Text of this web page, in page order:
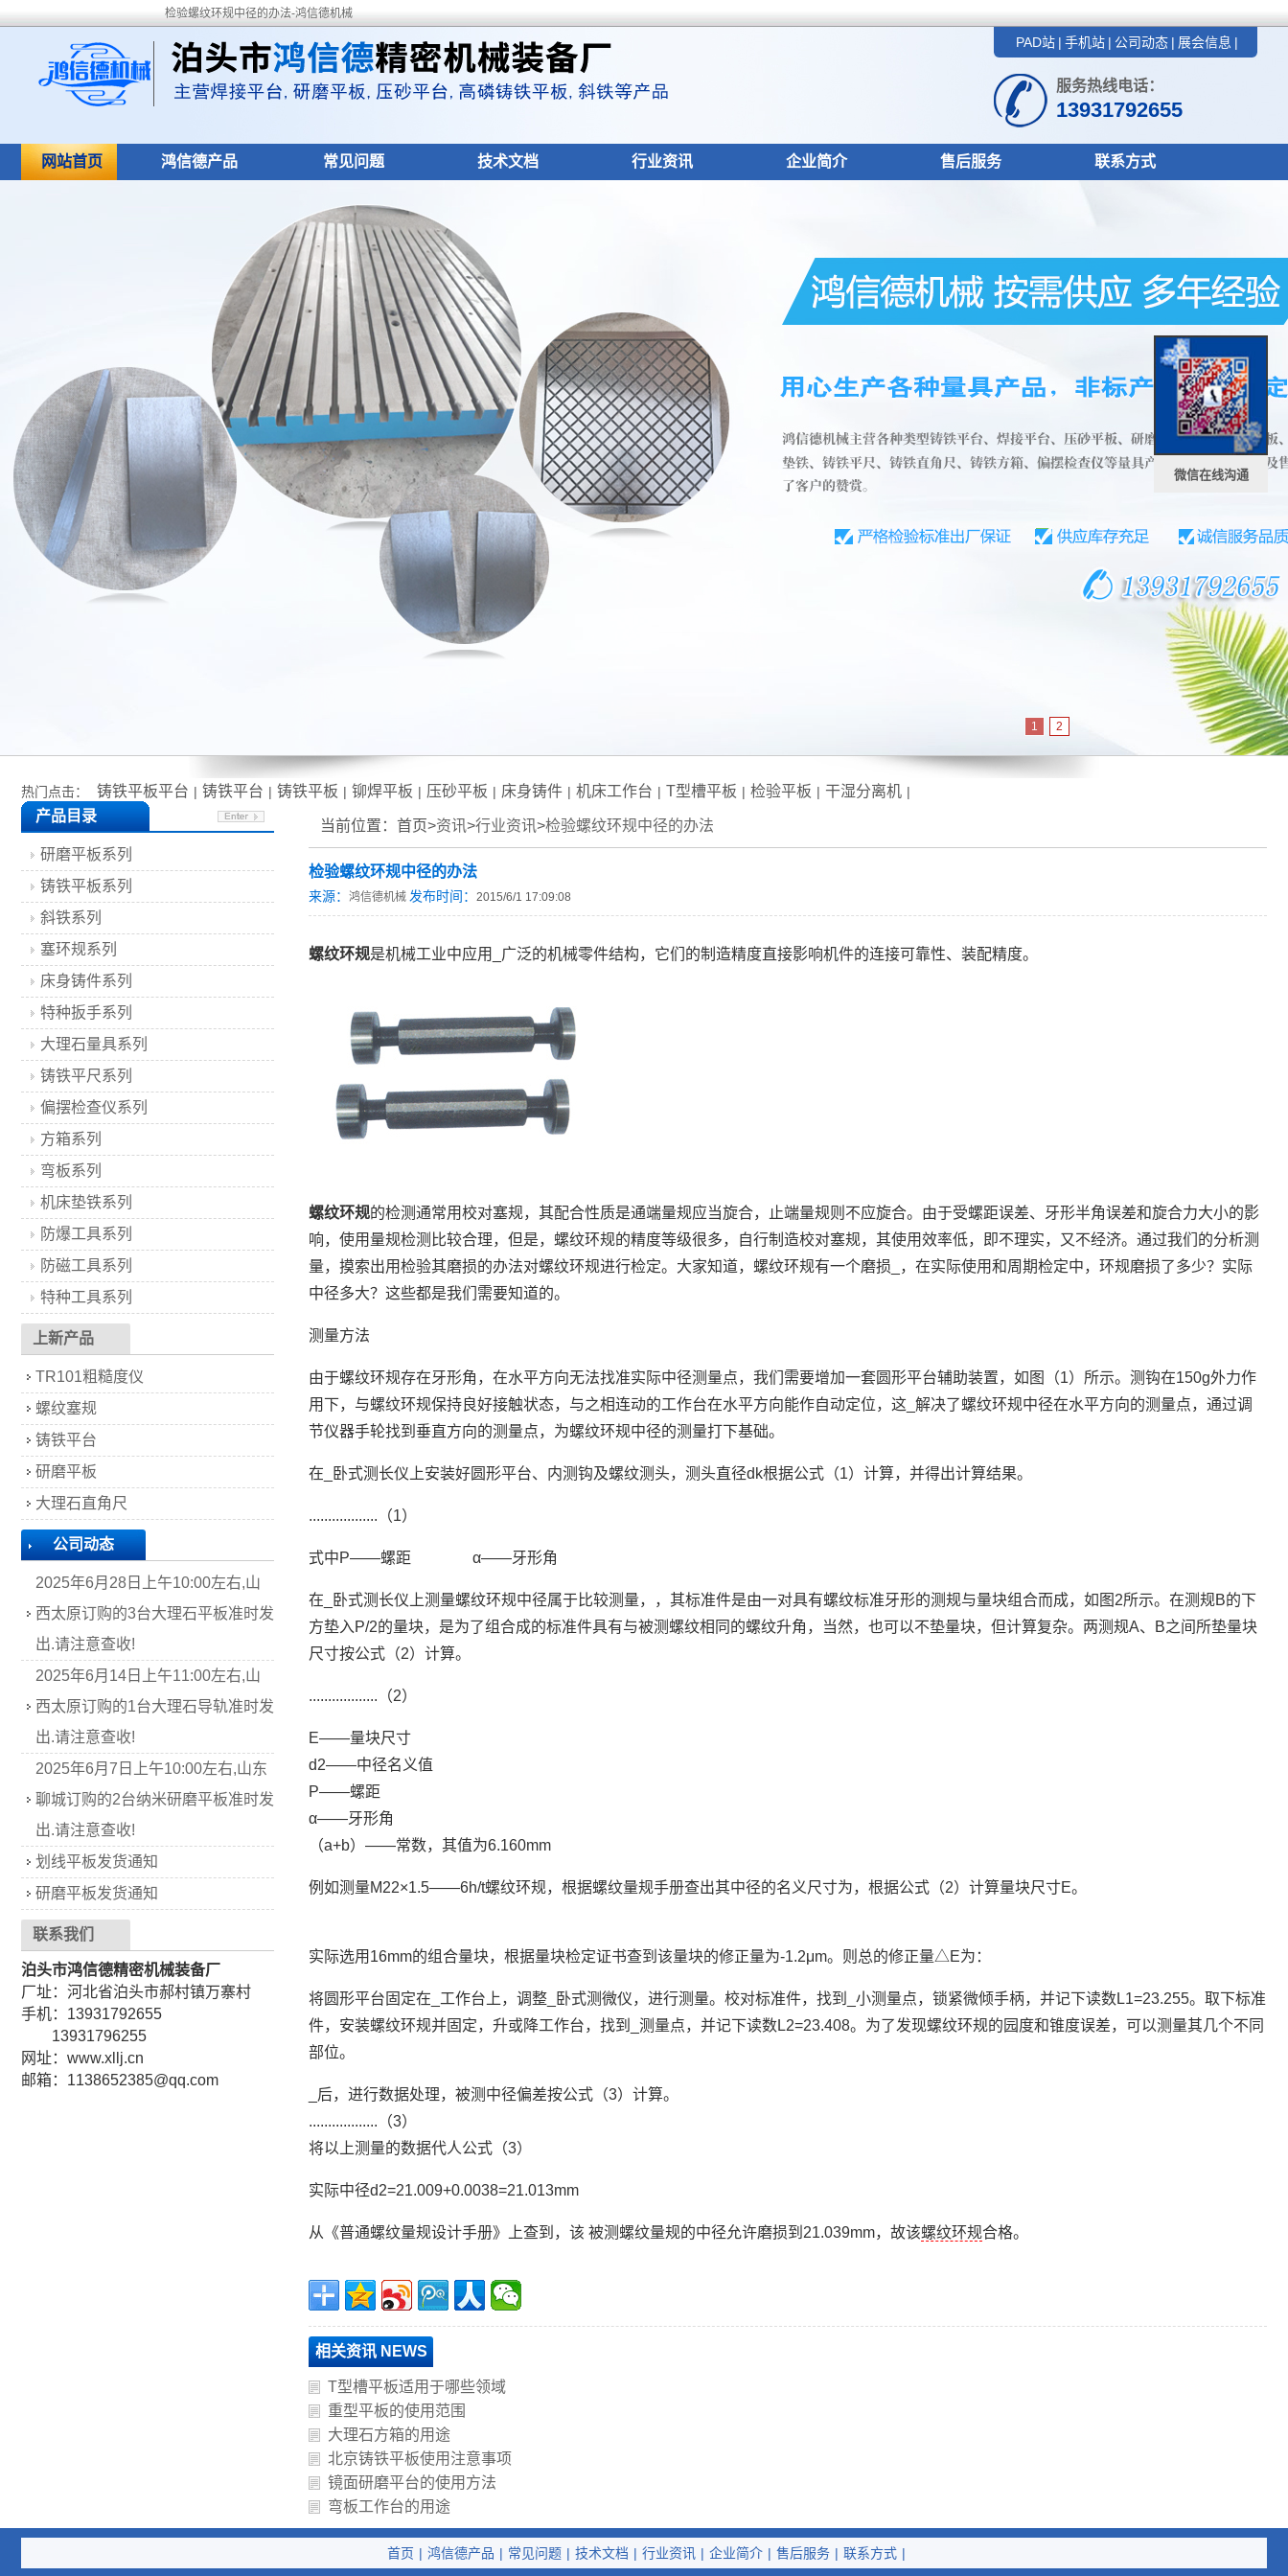
检验螺纹环规中径的办法-鸿信德机械
PAD站 | 手机站 | 公司动态 | 展会信息 |
服务热线电话：
13931792655
网站首页 鸿信德产品 常见问题 技术文档 行业资讯 企业简介 售后服务 联系方式
1 2
热门点击： 铸铁平板平台 | 铸铁平台 | 铸铁平板 | 铆焊平板 | 压砂平板 | 床身铸件 | 机床工作台 | T型槽平板 | 检验平板 | 干湿分离机 |
当前位置： 首页>资讯>行业资讯>检验螺纹环规中径的办法
检验螺纹环规中径的办法
来源： 鸿信德机械 发布时间： 2015/6/1 17:09:08
螺纹环规是机械工业中应用_广泛的机械零件结构，它们的制造精度直接影响机件的连接可靠性、装配精度。
螺纹环规的检测通常用校对塞规，其配合性质是通端量规应当旋合，止端量规则不应旋合。由于受螺距误差、牙形半角误差和旋合力大小的影
响，使用量规检测比较合理，但是，螺纹环规的精度等级很多，自行制造校对塞规，其使用效率低，即不理实，又不经济。通过我们的分析测
量，摸索出用检验其磨损的办法对螺纹环规进行检定。大家知道，螺纹环规有一个磨损_，在实际使用和周期检定中，环规磨损了多少？实际
中径多大？这些都是我们需要知道的。
测量方法
由于螺纹环规存在牙形角，在水平方向无法找准实际中径测量点，我们需要增加一套圆形平台辅助装置，如图（1）所示。测钩在150g外力作
用下，与螺纹环规保持良好接触状态，与之相连动的工作台在水平方向能作自动定位，这_解决了螺纹环规中径在水平方向的测量点，通过调
节仪器手轮找到垂直方向的测量点，为螺纹环规中径的测量打下基础。
在_卧式测长仪上安装好圆形平台、内测钩及螺纹测头，测头直径dk根据公式（1）计算，并得出计算结果。
..................（1）
式中P——螺距 α——牙形角
在_卧式测长仪上测量螺纹环规中径属于比较测量，，其标准件是由一对具有螺纹标准牙形的测规与量块组合而成，如图2所示。在测规B的下
方垫入P/2的量块，是为了组合成的标准件具有与被测螺纹相同的螺纹升角，当然，也可以不垫量块，但计算复杂。两测规A、B之间所垫量块
尺寸按公式（2）计算。
..................（2）
E——量块尺寸
d2——中径名义值
P——螺距
α——牙形角
（a+b）——常数，其值为6.160mm
例如测量M22×1.5——6h/t螺纹环规，根据螺纹量规手册查出其中径的名义尺寸为，根据公式（2）计算量块尺寸E。
实际选用16mm的组合量块，根据量块检定证书查到该量块的修正量为-1.2μm。则总的修正量△E为：
将圆形平台固定在_工作台上，调整_卧式测微仪，进行测量。校对标准件，找到_小测量点，锁紧微倾手柄，并记下读数L1=23.255。取下标准
件，安装螺纹环规并固定，升或降工作台，找到_测量点，并记下读数L2=23.408。为了发现螺纹环规的园度和锥度误差，可以测量其几个不同
部位。
_后，进行数据处理，被测中径偏差按公式（3）计算。
..................（3）
将以上测量的数据代人公式（3）
实际中径d2=21.009+0.0038=21.013mm
从《普通螺纹量规设计手册》上查到，该 被测螺纹量规的中径允许磨损到21.039mm，故该螺纹环规合格。
相关资讯 NEWS
T型槽平板适用于哪些领域
重型平板的使用范围
大理石方箱的用途
北京铸铁平板使用注意事项
镜面研磨平台的使用方法
弯板工作台的用途
产品目录
研磨平板系列
铸铁平板系列
斜铁系列
塞环规系列
床身铸件系列
特种扳手系列
大理石量具系列
铸铁平尺系列
偏摆检查仪系列
方箱系列
弯板系列
机床垫铁系列
防爆工具系列
防磁工具系列
特种工具系列
上新产品
TR101粗糙度仪
螺纹塞规
铸铁平台
研磨平板
大理石直角尺
公司动态
2025年6月28日上午10:00左右,山
西太原订购的3台大理石平板准时发
出.请注意查收!
2025年6月14日上午11:00左右,山
西太原订购的1台大理石导轨准时发
出.请注意查收!
2025年6月7日上午10:00左右,山东
聊城订购的2台纳米研磨平板准时发
出.请注意查收!
划线平板发货通知
研磨平板发货通知
联系我们
泊头市鸿信德精密机械装备厂
厂址：河北省泊头市郝村镇万寨村
手机：13931792655
13931796255
网址：www.xllj.cn
邮箱：1138652385@qq.com
首页 | 鸿信德产品 | 常见问题 | 技术文档 | 行业资讯 | 企业简介 | 售后服务 | 联系方式 |
微信在线沟通